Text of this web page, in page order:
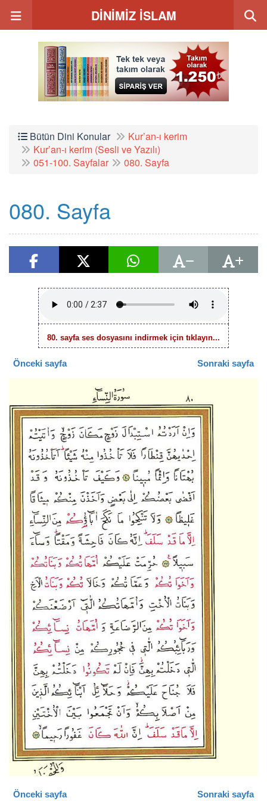
DİNİMİZ İSLAM
Bütün Dini Konular
Kur’an-ı kerim
Kur’an-ı kerim (Sesli ve Yazılı)
051-100. Sayfalar
080. Sayfa
080. Sayfa
80. sayfa ses dosyasını indirmek için tıklayın...
Önceki sayfa Sonraki sayfa
Önceki sayfa Sonraki sayfa